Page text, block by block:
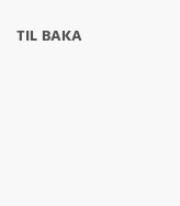
TIL BAKA